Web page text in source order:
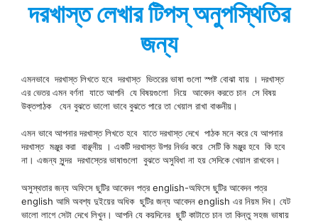
দরখাস্ত লেখার টিপস্ অনুপস্থিতির
জন্য
এমনভাবে দরখাস্ত লিখতে হবে দরখাস্ত ভিতরের ভাষা গুলো স্পষ্ট বোঝা যায় । দরখাস্ত
এর ভেতর এমন বর্ণনা যাতে আপনি যে বিষয়গুলো নিয়ে আবেদন করতে চান সে বিষয়
উক্তপাঠক যেন বুঝতে ভালো ভাবে বুঝতে পারে তা খেয়াল রাখা বাঞ্চনীয়।
এমন ভাবে আপনার দরখাস্ত লিখতে হবে যাতে দরখাস্ত দেখে পাঠক মনে করে যে আপনার
দরখাস্ত মঞ্জুর করা বাঞ্ছনীয় । একটি দরখাস্ত উপর নির্ভর করে সেটি কি মঞ্জুর হবে কি হবে
না। এজন্য সুন্দর দরখাস্তের ভাষাগুলো বুঝতে অসুবিধা না হয় সেদিকে খেয়াল রাখবেন।
অসুস্থতার জন্য অফিসে ছুটির আবেদন পত্র english-অফিসে ছুটির আবেদন পত্র
english আমি অবশ্য দুইয়ের অধিক ছুটির জন্য আবেদন english এর নিয়ম দিব। যেট
ভালো লাগে সেটা দেখে লিখুন। আপনি যে কয়দিনের ‍ছুটি কাটাতে চান তা কিন্তু সহজ ভাষায়